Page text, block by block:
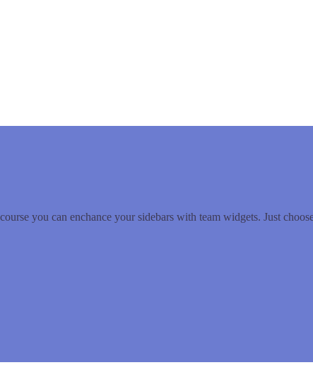
you can enchance your sidebars with team widgets. Just